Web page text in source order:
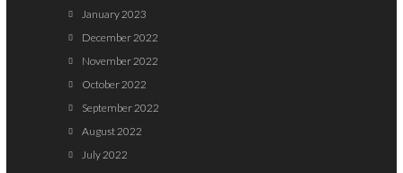
January 2023
December 2022
November 2022
October 2022
September 2022
August 2022
July 2022